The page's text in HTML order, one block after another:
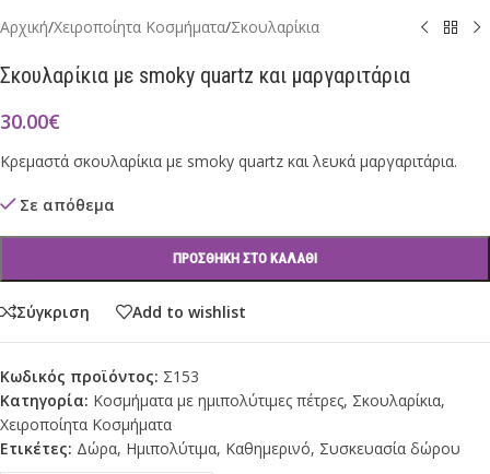
Αρχική/Χειροποίητα Κοσμήματα/Σκουλαρίκια
Σκουλαρίκια με smoky quartz και μαργαριτάρια
30.00€
Κρεμαστά σκουλαρίκια με smoky quartz και λευκά μαργαριτάρια.
Σε απόθεμα
ΠΡΟΣΘΉΚΗ ΣΤΟ ΚΑΛΆΘΙ
Σύγκριση Add to wishlist
Κωδικός προϊόντος: Σ153
Κατηγορία: Κοσμήματα με ημιπολύτιμες πέτρες, Σκουλαρίκια,
Χειροποίητα Κοσμήματα
Ετικέτες: Δώρα, Ημιπολύτιμα, Καθημερινό, Συσκευασία δώρου